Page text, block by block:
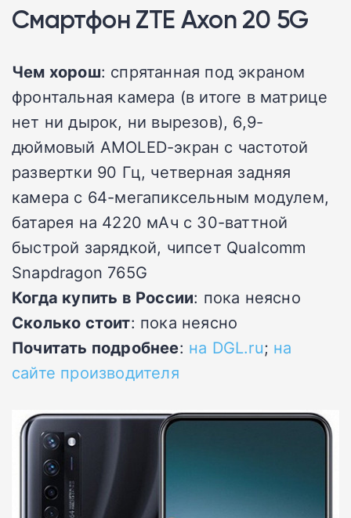
Смартфон ZTE Axon 20 5G
Чем хорош: спрятанная под экраном
фронтальная камера (в итоге в матрице
нет ни дырок, ни вырезов), 6,9-
дюймовый AMOLED-экран с частотой
развертки 90 Гц, четверная задняя
камера с 64-мегапиксельным модулем,
батарея на 4220 мАч с 30-ваттной
быстрой зарядкой, чипсет Qualcomm
Snapdragon 765G
Когда купить в России: пока неясно
Сколько стоит: пока неясно
Почитать подробнее: на DGL.ru; на
сайте производителя